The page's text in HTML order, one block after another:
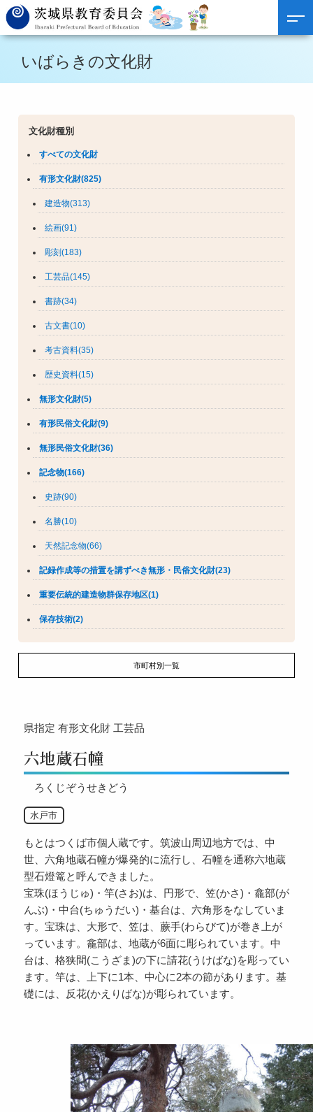
いばらきの文化財
文化財種別
すべての文化財
有形文化財(825)
建造物(313)
絵画(91)
彫刻(183)
工芸品(145)
書跡(34)
古文書(10)
考古資料(35)
歴史資料(15)
無形文化財(5)
有形民俗文化財(9)
無形民俗文化財(36)
記念物(166)
史跡(90)
名勝(10)
天然記念物(66)
記録作成等の措置を講ずべき無形・民俗文化財(23)
重要伝統的建造物群保存地区(1)
保存技術(2)
市町村別一覧
県指定 有形文化財 工芸品
六地蔵石幢
ろくじぞうせきどう
水戸市
もとはつくば市個人蔵です。筑波山周辺地方では、中
世、六角地蔵石幢が爆発的に流行し、石幢を通称六地蔵
型石燈篭と呼んできました。
宝珠(ほうじゅ)・竿(さお)は、円形で、笠(かさ)・龕部(が
んぶ)・中台(ちゅうだい)・基台は、六角形をなしていま
す。宝珠は、大形で、笠は、蕨手(わらびて)が巻き上が
っています。龕部は、地蔵が6面に彫られています。中
台は、格狭間(こうざま)の下に請花(うけばな)を彫ってい
ます。竿は、上下に1本、中心に2本の節があります。基
礎には、反花(かえりばな)が彫られています。